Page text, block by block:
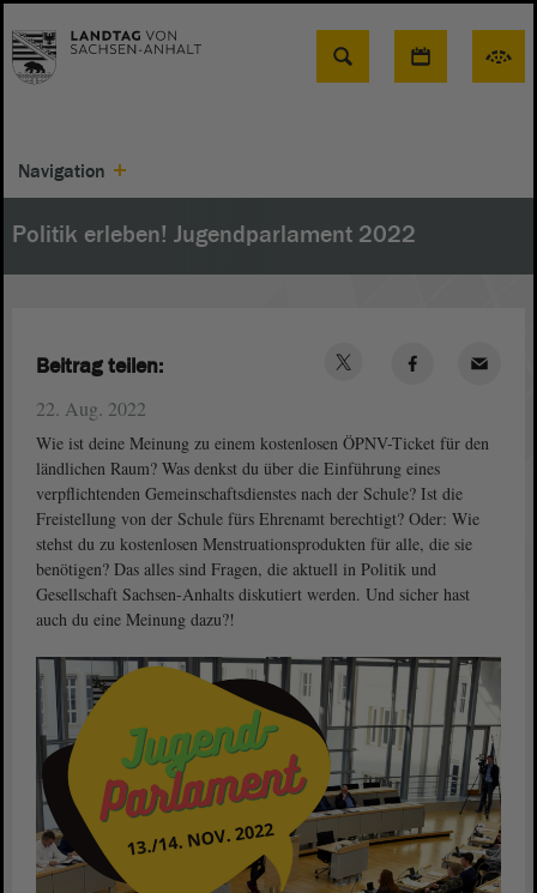
Suche
Navigation
Politik erleben! Jugendparlament 2022
22. Aug. 2022
Wie ist deine Meinung zu einem kostenlosen ÖPNV-Ticket für den
ländlichen Raum? Was denkst du über die Einführung eines
verpflichtenden Gemeinschaftsdienstes nach der Schule? Ist die
Freistellung von der Schule fürs Ehrenamt berechtigt? Oder: Wie
stehst du zu kostenlosen Menstruationsprodukten für alle, die sie
benötigen? Das alles sind Fragen, die aktuell in Politik und
Gesellschaft Sachsen-Anhalts diskutiert werden. Und sicher hast
auch du eine Meinung dazu?!
Beitrag teilen: